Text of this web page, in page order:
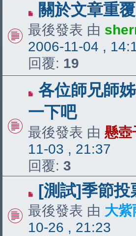
關於文章重覆
最後發表 由
2006-11-04 ,
回覆: 19
各位師兄師
一下吧
最後發表 由 懸壺
11-03 , 21:37
回覆: 3
[測試]季節投
最後發表 由 大紫
10-26 , 21:23